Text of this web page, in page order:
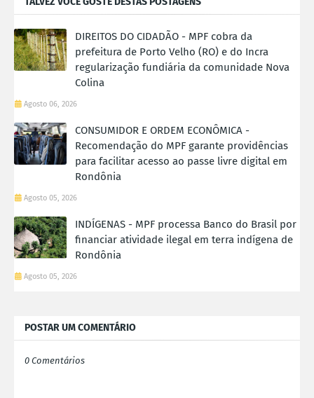
DIREITOS DO CIDADÃO - MPF cobra da
prefeitura de Porto Velho (RO) e do Incra
regularização fundiária da comunidade Nova
Colina
Agosto 06, 2026
CONSUMIDOR E ORDEM ECONÔMICA -
Recomendação do MPF garante providências
para facilitar acesso ao passe livre digital em
Rondônia
Agosto 05, 2026
INDÍGENAS - MPF processa Banco do Brasil por
financiar atividade ilegal em terra indígena de
Rondônia
Agosto 05, 2026
POSTAR UM COMENTÁRIO
0 Comentários